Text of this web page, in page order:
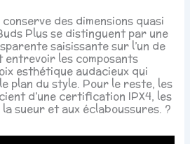
des dimensions quasi
Plus se distinguent par une
saisissante sur l’un de
entrevoir les composants
esthétique audacieux qui
plan du style. Pour le reste, les
d’une certification IPX4, les
sueur et aux éclaboussures. ?